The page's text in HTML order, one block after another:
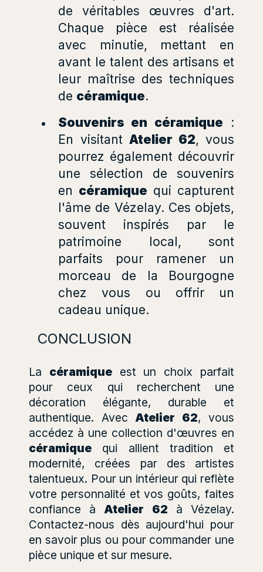
de véritables œuvres d'art.
Chaque pièce est réalisée
avec minutie, mettant en
avant le talent des artisans et
leur maîtrise des techniques
de céramique.
Souvenirs en céramique :
En visitant Atelier 62, vous
pourrez également découvrir
une sélection de souvenirs
en céramique qui capturent
l'âme de Vézelay. Ces objets,
souvent inspirés par le
patrimoine local, sont
parfaits pour ramener un
morceau de la Bourgogne
chez vous ou offrir un
cadeau unique.
CONCLUSION
La céramiqueest un choix parfait
pour ceux qui recherchent une
décoration élégante, durable et
authentique. Avec Atelier 62, vous
accédez à une collection d'œuvres en
céramique qui allient tradition et
modernité, créées par des artistes
talentueux. Pour un intérieur qui reflète
votre personnalité et vos goûts, faites
confiance àAtelier 62 à Vézelay.
Contactez-nous dès aujourd'hui pour
en savoir plus ou pour commander une
pièce unique et sur mesure.